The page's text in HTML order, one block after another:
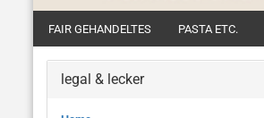
FAIR GEHANDELTES PASTA ETC.
legal & lecker